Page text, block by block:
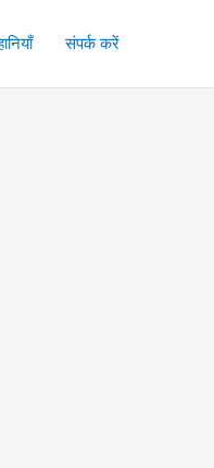
संपर्क करें